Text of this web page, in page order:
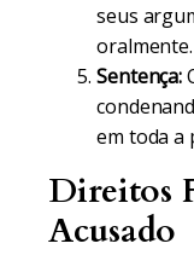
seus
oralmente.
Sentença:
em toda a
Direitos
Acusado